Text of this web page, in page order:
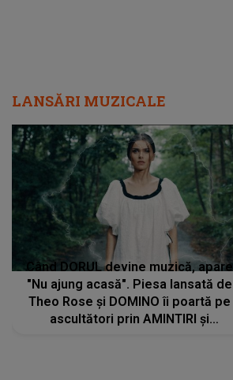
LANSĂRI MUZICALE
Când DORUL devine muzică, apare
"Nu ajung acasă". Piesa lansată de
Theo Rose și DOMINO îi poartă pe
ascultători prin AMINTIRI și